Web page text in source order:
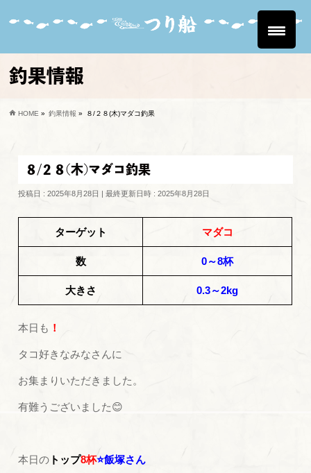
釣果情報
HOME » 釣果情報 » ８/２８(木)マダコ釣果
８/２８(木)マダコ釣果
投稿日 : 2025年8月28日 最終更新日時 : 2025年8月28日
ターゲット マダコ
数 0～8杯
大きさ 0.3～2kg
本日も ！
タコ好きなみなさんに
お集まりいただきました。
有難うございました😊
本日の トップ8杯⭐飯塚さん